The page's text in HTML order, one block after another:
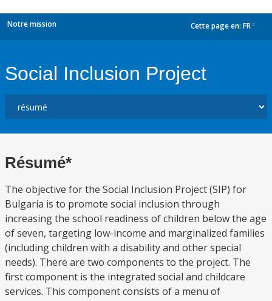
Notre mission Cette page en: FR
Social Inclusion Project
Résumé*
The objective for the Social Inclusion Project (SIP) for
Bulgaria is to promote social inclusion through
increasing the school readiness of children below the age
of seven, targeting low-income and marginalized families
(including children with a disability and other special
needs). There are two components to the project. The
first component is the integrated social and childcare
services. This component consists of a menu of